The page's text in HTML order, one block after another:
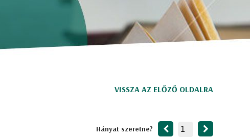
VISSZA AZ ELŐZŐ OLDALRA
Hányat szeretne?